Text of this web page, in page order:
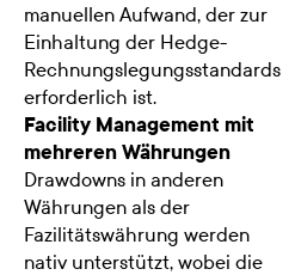
manuellen Aufwand, der zur
Einhaltung der Hedge-
Rechnungslegungsstandards
erforderlich ist.
Facility Management mit
mehreren Währungen
Drawdowns in anderen
Währungen als der
Fazilitätswährung werden
nativ unterstützt, wobei die